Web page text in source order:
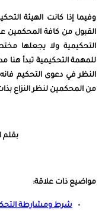
القبول من كافة المحكمين
التحكيمية ولا يجعلها
للمهمة التحكيمية تبدأ
النظر في دعوى التحكيم
من المحكمين لنظر النزاع
بقلم
مواضيع ذات علاقة:
شرط ومشارطة